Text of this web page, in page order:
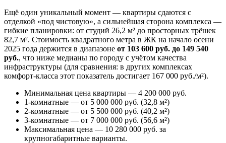
Ещё один уникальный момент — квартиры сдаются с
отделкой «под чистовую», а сильнейшая сторона комплекса —
гибкие планировки: от студий 26,2 м² до просторных трёшек
82,7 м². Стоимость квадратного метра в ЖК на начало осени
2025 года держится в диапазоне от 103 600 руб. до 149 540
руб., что ниже медианы по городу с учётом качества
инфраструктуры (для сравнения: в других комплексах
комфорт-класса этот показатель достигает 167 000 руб./м²).
Минимальная цена квартиры — 4 200 000 руб.
1-комнатные — от 5 000 000 руб. (32,8 м²)
2-комнатные — от 5 500 000 руб. (40,2 м²)
3-комнатные — от 7 000 000 руб. (56,6 м²)
Максимальная цена — 10 280 000 руб. за
крупногабаритные варианты.